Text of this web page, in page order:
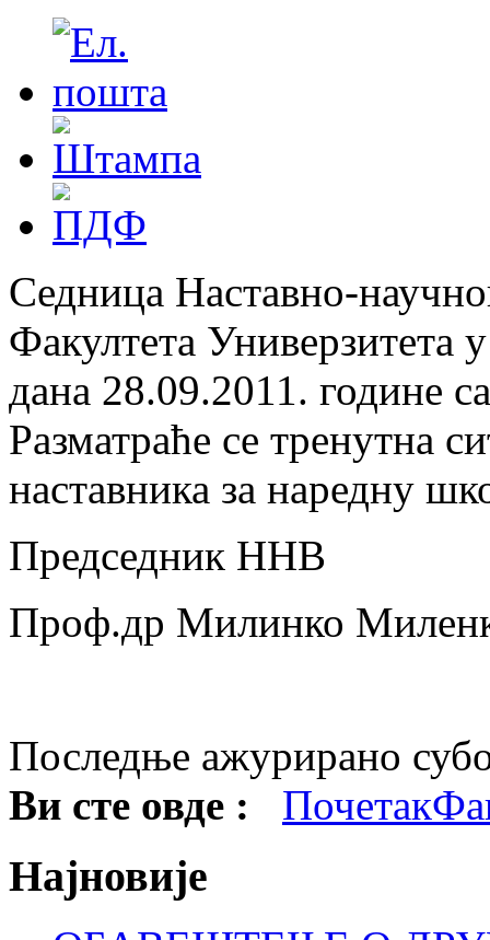
Седница Наставно-
Факултета
дана 28.09.2011. године
Разматраће се тренутна
наставника за наредну
Председник ННВ
Проф.др Милинко
Последње ажурирано
Ви сте овде :
Почетак
Најновије